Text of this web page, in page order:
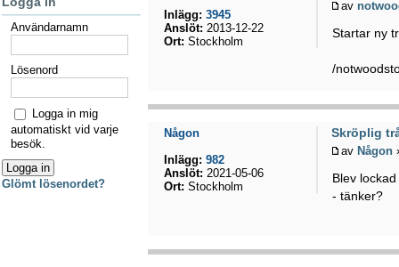
av
Startar ny
/
Inlägg: 3945
Anslöt: 2013-12-22
Ort: Stockholm
Skröplig
av Någon
Blev
- tänker?
Någon
Inlägg: 982
Anslöt: 2021-05-06
Ort: Stockholm
Användarnamn
Lösenord
Logga in mig
automatiskt vid varje
besök.
Glömt lösenordet?